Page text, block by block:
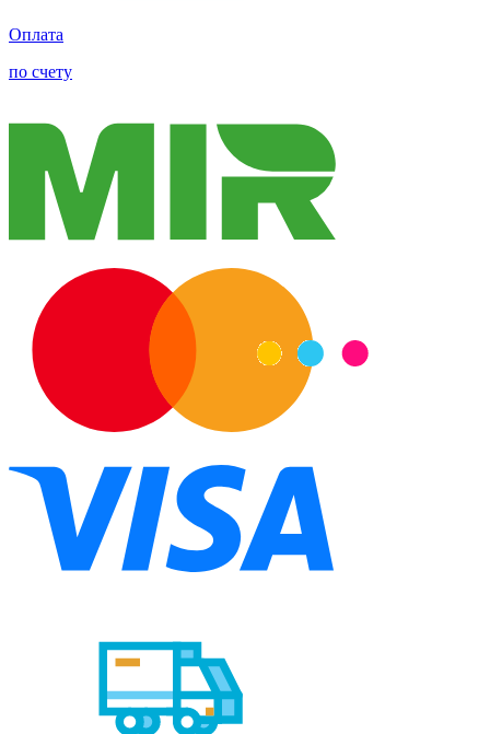
Оплата
по счету